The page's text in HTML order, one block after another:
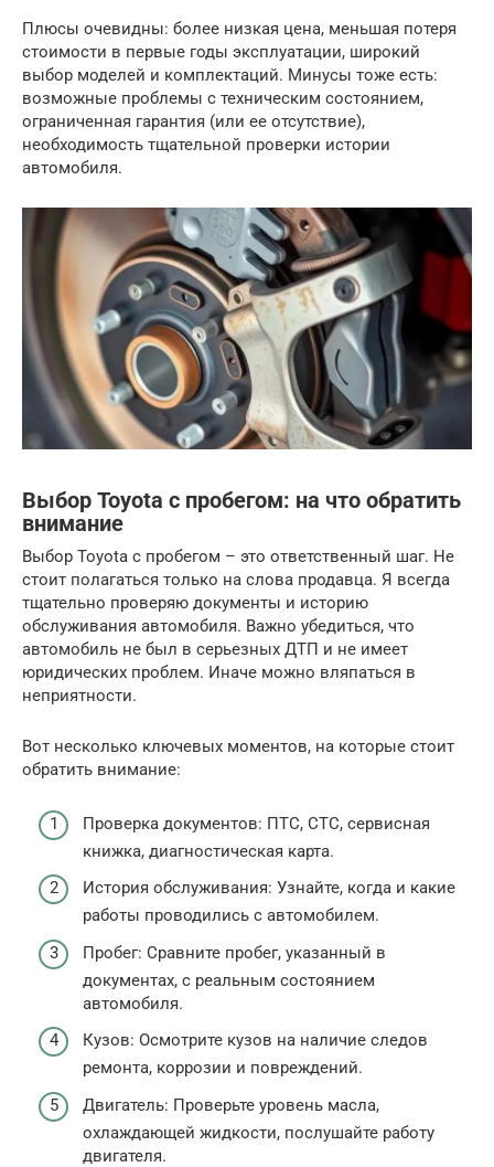
Плюсы очевидны: более низкая цена, меньшая потеря
стоимости в первые годы эксплуатации, широкий
выбор моделей и комплектаций. Минусы тоже есть:
возможные проблемы с техническим состоянием,
ограниченная гарантия (или ее отсутствие),
необходимость тщательной проверки истории
автомобиля.
Выбор Toyota с пробегом: на что обратить
внимание
Выбор Toyota с пробегом – это ответственный шаг. Не
стоит полагаться только на слова продавца. Я всегда
тщательно проверяю документы и историю
обслуживания автомобиля. Важно убедиться, что
автомобиль не был в серьезных ДТП и не имеет
юридических проблем. Иначе можно вляпаться в
неприятности.
Вот несколько ключевых моментов, на которые стоит
обратить внимание:
Проверка документов: ПТС, СТС, сервисная
книжка, диагностическая карта.
История обслуживания: Узнайте, когда и какие
работы проводились с автомобилем.
Пробег: Сравните пробег, указанный в
документах, с реальным состоянием
автомобиля.
Кузов: Осмотрите кузов на наличие следов
ремонта, коррозии и повреждений.
Двигатель: Проверьте уровень масла,
охлаждающей жидкости, послушайте работу
двигателя.